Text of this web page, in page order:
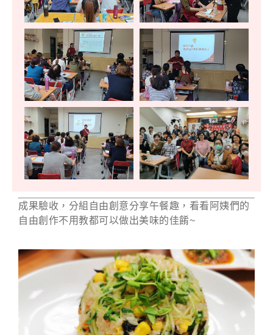
成果驗收，分組自由創意分享午餐趣，看看阿姨們的
自由創作不用教都可以做出美味的佳餚~